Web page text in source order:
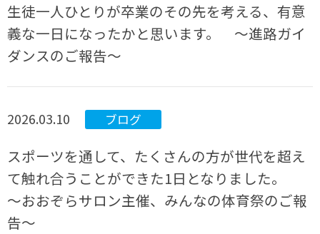
生徒一人ひとりが卒業のその先を考える、有意
義な一日になったかと思います。 ～進路ガイ
ダンスのご報告～
2026.03.10 ブログ
スポーツを通して、たくさんの方が世代を超え
て触れ合うことができた1日となりました。
～おおぞらサロン主催、みんなの体育祭のご報
告～